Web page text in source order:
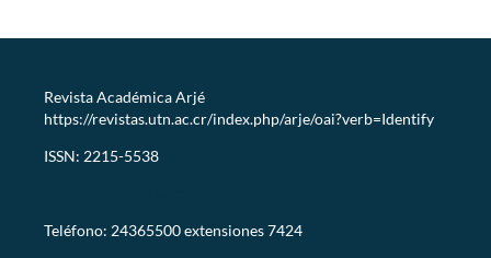
Revista Académica Arjé
https://revistas.utn.ac.cr/index.php/arje/oai?verb=Identify
ISSN: 2215-5538
Teléfono: 24365500 extensiones 7424